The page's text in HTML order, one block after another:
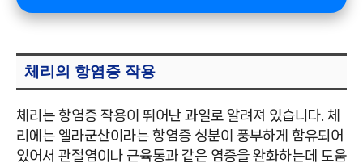
체리의 항염증 작용
체리는 항염증 작용이 뛰어난 과일로 알려져 있습니다. 체
리에는 엘라군산이라는 항염증 성분이 풍부하게 함유되어
있어서 관절염이나 근육통과 같은 염증을 완화하는데 도움